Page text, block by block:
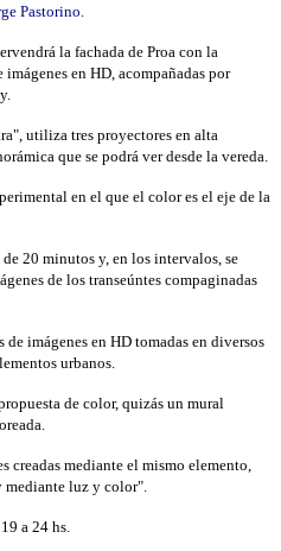
Pastorino.
la fachada de Proa con la
en HD, acompañadas por
utiliza tres proyectores en alta
que se podrá ver desde la vereda.
en el que el color es el eje de la
20 minutos y, en los intervalos, se
de los transeúntes compaginadas
de imágenes en HD tomadas en diversos
urbanos.
de color, quizás un mural
creadas mediante el mismo elemento,
mediante luz y color".
a 24 hs.